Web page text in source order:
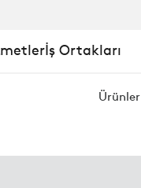
İş Ortakları
Ürünler